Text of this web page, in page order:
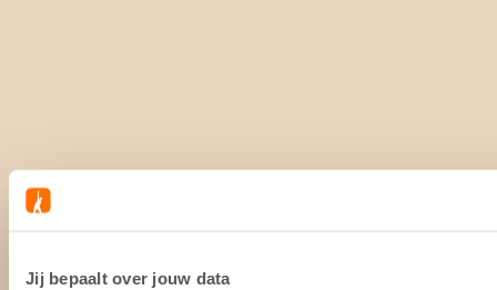
Jij bepaalt over jouw data